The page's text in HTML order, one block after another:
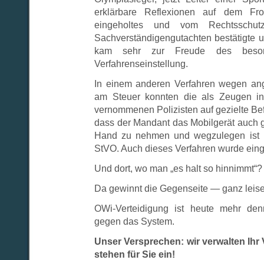
erklärbare Reflexionen auf dem
eingeholtes und vom
Sachverständigengutachten bestätigte
kam sehr zur Freude des
Verfahrenseinstellung.
In einem anderen Verfahren wegen
am Steuer konnten die als Zeugen
vernommenen Polizisten auf gezielte
dass der Mandant das Mobilgerät auch
Hand zu nehmen und wegzulegen
StVO. Auch dieses Verfahren wurde
Und dort, wo man „es halt so hinnimmt“?
Da gewinnt die Gegenseite — ganz
OWi-Verteidigung ist heute mehr
gegen das System.
Unser Versprechen: wir verwalten Ihr
stehen für Sie ein!